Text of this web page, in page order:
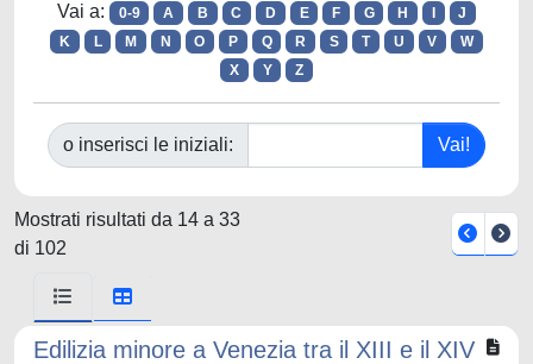
Vai a: 0-9 A B C D E F G H
J
K
L M N O P Q R S T U V
W
X
Y Z
o inserisci le iniziali:
Mostrati risultati da 14 a 33
di 102
Edilizia minore a Venezia tra il XIII e il XIV